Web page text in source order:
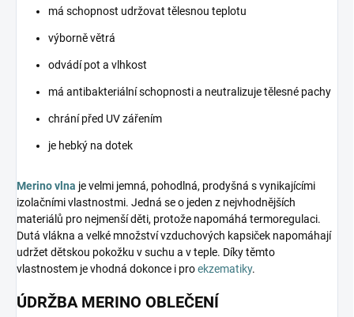
má schopnost udržovat tělesnou teplotu
výborně větrá
odvádí pot a vlhkost
má antibakteriální schopnosti a neutralizuje tělesné pachy
chrání před UV zářením
je hebký na dotek
Merino vlna je velmi jemná, pohodlná, prodyšná s vynikajícími
izolačními vlastnostmi. Jedná se o jeden z nejvhodnějších
materiálů pro nejmenší děti, protože napomáhá termoregulaci.
Dutá vlákna a velké množství vzduchových kapsiček napomáhají
udržet dětskou pokožku v suchu a v teple. Díky těmto
vlastnostem je vhodná dokonce i proekzematiky.
ÚDRŽBA MERINO OBLEČENÍ